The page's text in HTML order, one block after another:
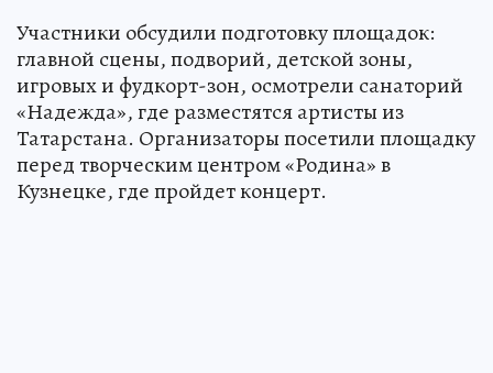
Участники обсудили подготовку площадок:
главной сцены, подворий, детской зоны,
игровых и фудкорт-зон, осмотрели санаторий
«Надежда», где разместятся артисты из
Татарстана. Организаторы посетили площадку
перед творческим центром «Родина» в
Кузнецке, где пройдет концерт.